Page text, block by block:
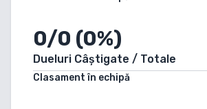
0/0 (0%)
Dueluri Câștigate / Totale
Clasament în echipă